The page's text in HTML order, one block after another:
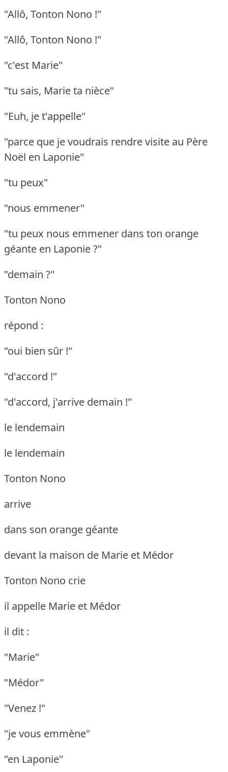
"Allô, Tonton Nono !"
"Allô, Tonton Nono !"
"c'est Marie"
"tu sais, Marie ta nièce"
"Euh, je t'appelle"
"parce que je voudrais rendre visite au Père
Noël en Laponie"
"tu peux"
"nous emmener"
"tu peux nous emmener dans ton orange
géante en Laponie ?"
"demain ?"
Tonton Nono
répond :
"oui bien sûr !"
"d'accord !"
"d'accord, j'arrive demain !"
le lendemain
le lendemain
Tonton Nono
arrive
dans son orange géante
devant la maison de Marie et Médor
Tonton Nono crie
il appelle Marie et Médor
il dit :
"Marie"
"Médor"
"Venez !"
"je vous emmène"
"en Laponie"